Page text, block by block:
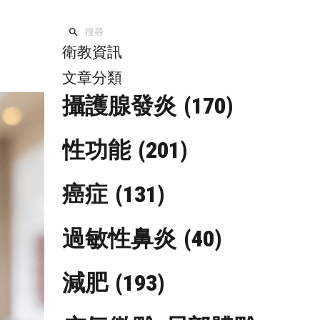
衛教資訊
文章分類
攝護腺發炎 (170)
性功能 (201)
癌症 (131)
過敏性鼻炎 (40)
減肥 (193)